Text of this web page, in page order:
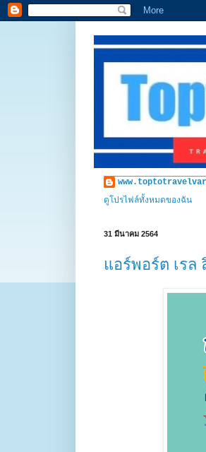
ดูโปรไฟล์ทั้งหมดของฉัน
31 มีนาคม 2564
แอร์พอร์ต เรล